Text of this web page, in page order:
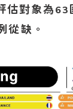
估對象為 63
從缺。